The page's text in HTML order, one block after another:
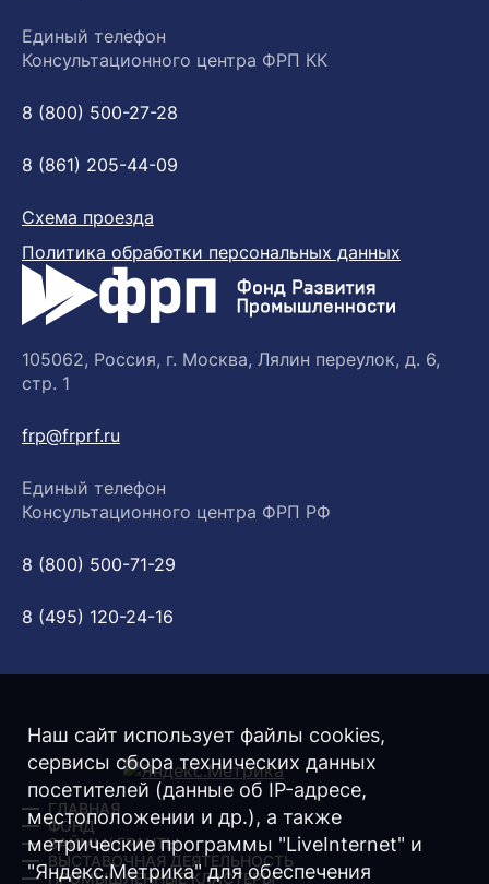
Единый телефон
Консультационного центра ФРП КК
8 (800) 500-27-28
8 (861) 205-44-09
Схема проезда
Политика обработки персональных данных
105062, Россия, г. Москва, Лялин переулок, д. 6,
стр. 1
frp@frprf.ru
Единый телефон
Консультационного центра ФРП РФ
8 (800) 500-71-29
8 (495) 120-24-16
ГЛАВНАЯ
ФОНД
ЗАЙМЫ/ ГРАНТЫ
ВЫСТАВОЧНАЯ ДЕЯТЕЛЬНОСТЬ
ПРОМЫШЛЕННЫЕ КЛАСТЕРЫ
Наш сайт использует файлы cookies,
сервисы сбора технических данных
посетителей (данные об IP-адресе,
местоположении и др.), а также
метрические программы "LiveInternet" и
"Яндекс.Метрика" для обеспечения